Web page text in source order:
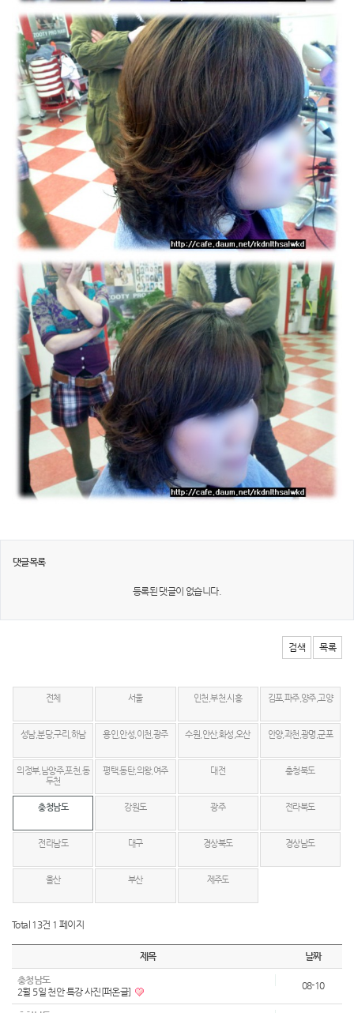
댓글목록
등록된 댓글이 없습니다.
검색 목록
전체 서울 인천,부천,시흥 김포,파주,양주,고양
성남,분당,구리,하남 용인,안성,이천,광주 수원,안산,화성,오산 안양,과천,광명,군포
의정부,남양주,포천,동
두천
평택,동탄,의왕,여주 대전 충청북도
충청남도 강원도 광주 전라북도
전라남도 대구 경상북도 경상남도
울산 부산 제주도
Total 13건 1 페이지
제목 날짜
충청남도
2월 5일 천안 특강 사진[퍼온글]
08-10